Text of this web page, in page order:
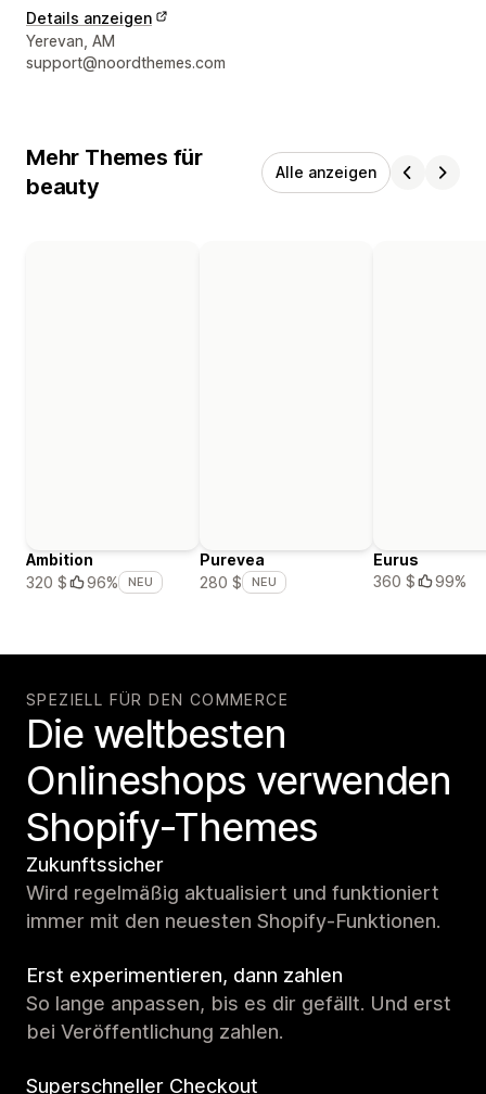
Details anzeigen
Designer-Kontaktdaten
Yerevan, AM
support@noordthemes.com
Mehr Themes für
beauty
Alle anzeigen
Ambition
320 $
96% NEU
Purevea
280 $
NEU
Eurus
360 $
99%
SPEZIELL FÜR DEN COMMERCE
Die weltbesten
Onlineshops verwenden
Shopify-Themes
Zukunftssicher
Wird regelmäßig aktualisiert und funktioniert
immer mit den neuesten Shopify-Funktionen.
Erst experimentieren, dann zahlen
So lange anpassen, bis es dir gefällt. Und erst
bei Veröffentlichung zahlen.
Superschneller Checkout